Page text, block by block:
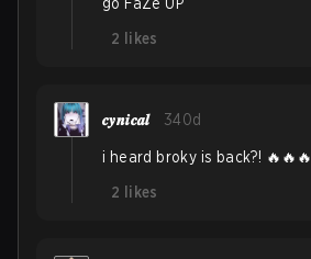
2
likes
𝒄𝒚𝒏𝒊𝒄𝒂𝒍 340d
i heard broky is back?! 🔥🔥🔥
2
likes